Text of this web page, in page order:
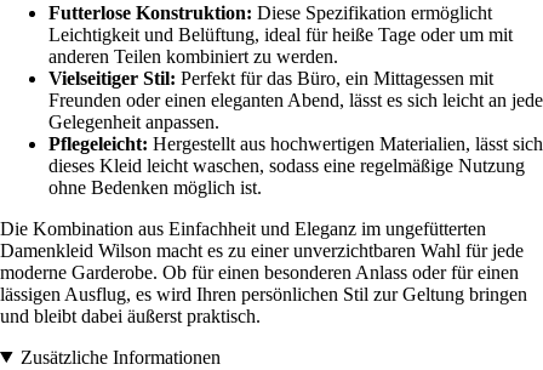
Futterlose Konstruktion: Diese Spezifikation ermöglicht
Leichtigkeit und Belüftung, ideal für heiße Tage oder um mit
anderen Teilen kombiniert zu werden.
Vielseitiger Stil: Perfekt für das Büro, ein Mittagessen mit
Freunden oder einen eleganten Abend, lässt es sich leicht an jede
Gelegenheit anpassen.
Pflegeleicht: Hergestellt aus hochwertigen Materialien, lässt sich
dieses Kleid leicht waschen, sodass eine regelmäßige Nutzung
ohne Bedenken möglich ist.
Die Kombination aus Einfachheit und Eleganz im ungefütterten
Damenkleid Wilson macht es zu einer unverzichtbaren Wahl für jede
moderne Garderobe. Ob für einen besonderen Anlass oder für einen
lässigen Ausflug, es wird Ihren persönlichen Stil zur Geltung bringen
und bleibt dabei äußerst praktisch.
Zusätzliche Informationen